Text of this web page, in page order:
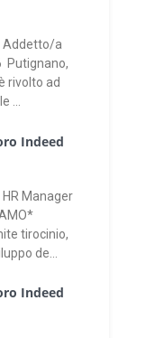
Addetto/a
Putignano,
rivolto ad
...
Indeed
HR Manager
tirocinio,
de...
Indeed